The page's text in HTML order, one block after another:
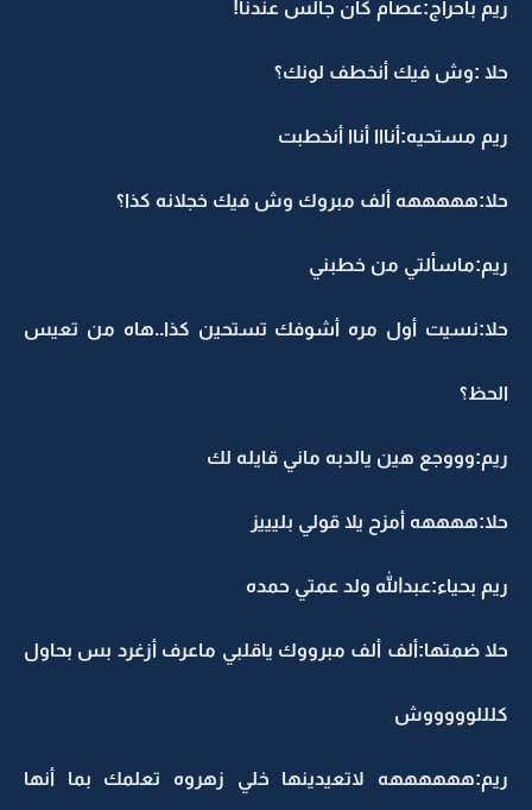
ريم بأحراج:عصام كان جالس عندنا!
حلا :وش فيك أنخطف لونك؟
ريم مستحيه:أنااا أناا أنخطبت
حلا:هههههه ألف مبروك وش فيك خجلانه كذا؟
ريم:ماسألتي من خطبني
حلا:نسيت أول مره أشوفك تستحين كذا..هاه من تعيس
الحظ؟
ريم:وووجع هين يالدبه ماني قايله لك
حلا:ههههه أمزح يلا قولي بليييز
ريم بحياء:عبدالله ولد عمتي حمده
حلا ضمتها:ألف ألف مبرووك ياقلبي ماعرف أزغرد بس بحاول
كلللوووووش
ريم:ههههههه لاتعيدينها خلي زهروه تعلمك بما أنها